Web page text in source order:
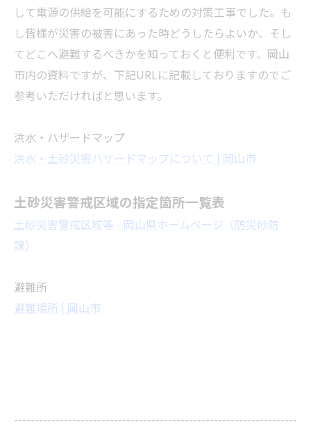
して電源の供給を可能にするための対策工事でした。も
し皆様が災害の被害にあった時どうしたらよいか、そし
てどこへ避難するべきかを知っておくと便利です。岡山
市内の資料ですが、下記URLに記載しておりますのでご
参考いただければと思います。
洪水・ハザードマップ
洪水・土砂災害ハザードマップについて | 岡山市
土砂災害警戒区域の指定箇所一覧表
土砂災害警戒区域等 - 岡山県ホームページ（防災砂防
課）
避難所
避難場所 | 岡山市
--------------------------------------------------------------------